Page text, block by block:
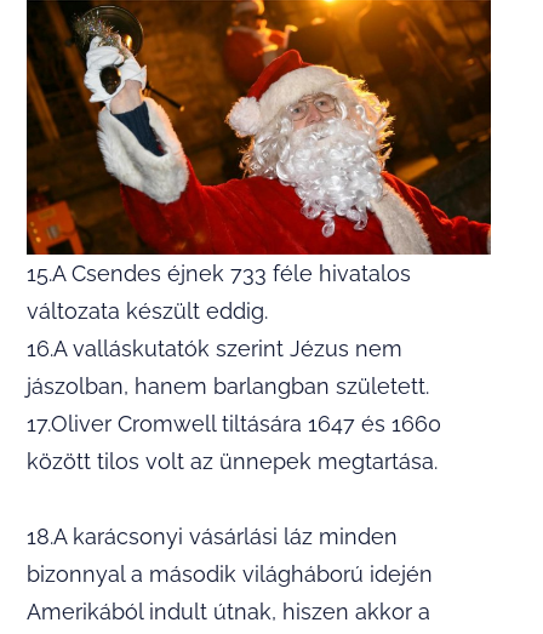
15.A Csendes éjnek 733 féle hivatalos
változata készült eddig.
16.A valláskutatók szerint Jézus nem
jászolban, hanem barlangban született.
17.Oliver Cromwell tiltására 1647 és 1660
között tilos volt az ünnepek megtartása.
18.A karácsonyi vásárlási láz minden
bizonnyal a második világháború idején
Amerikából indult útnak, hiszen akkor a